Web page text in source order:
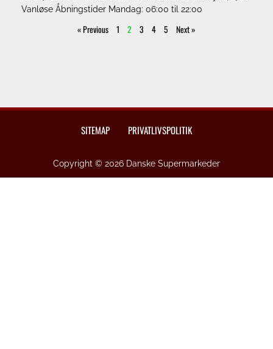
Vanløse Åbningstider Mandag: 06:00 til 22:00
« Previous 1 2 3 4 5 Next »
SITEMAP PRIVATLIVSPOLITIK
Copyright © 2026 Danske Supermarkeder